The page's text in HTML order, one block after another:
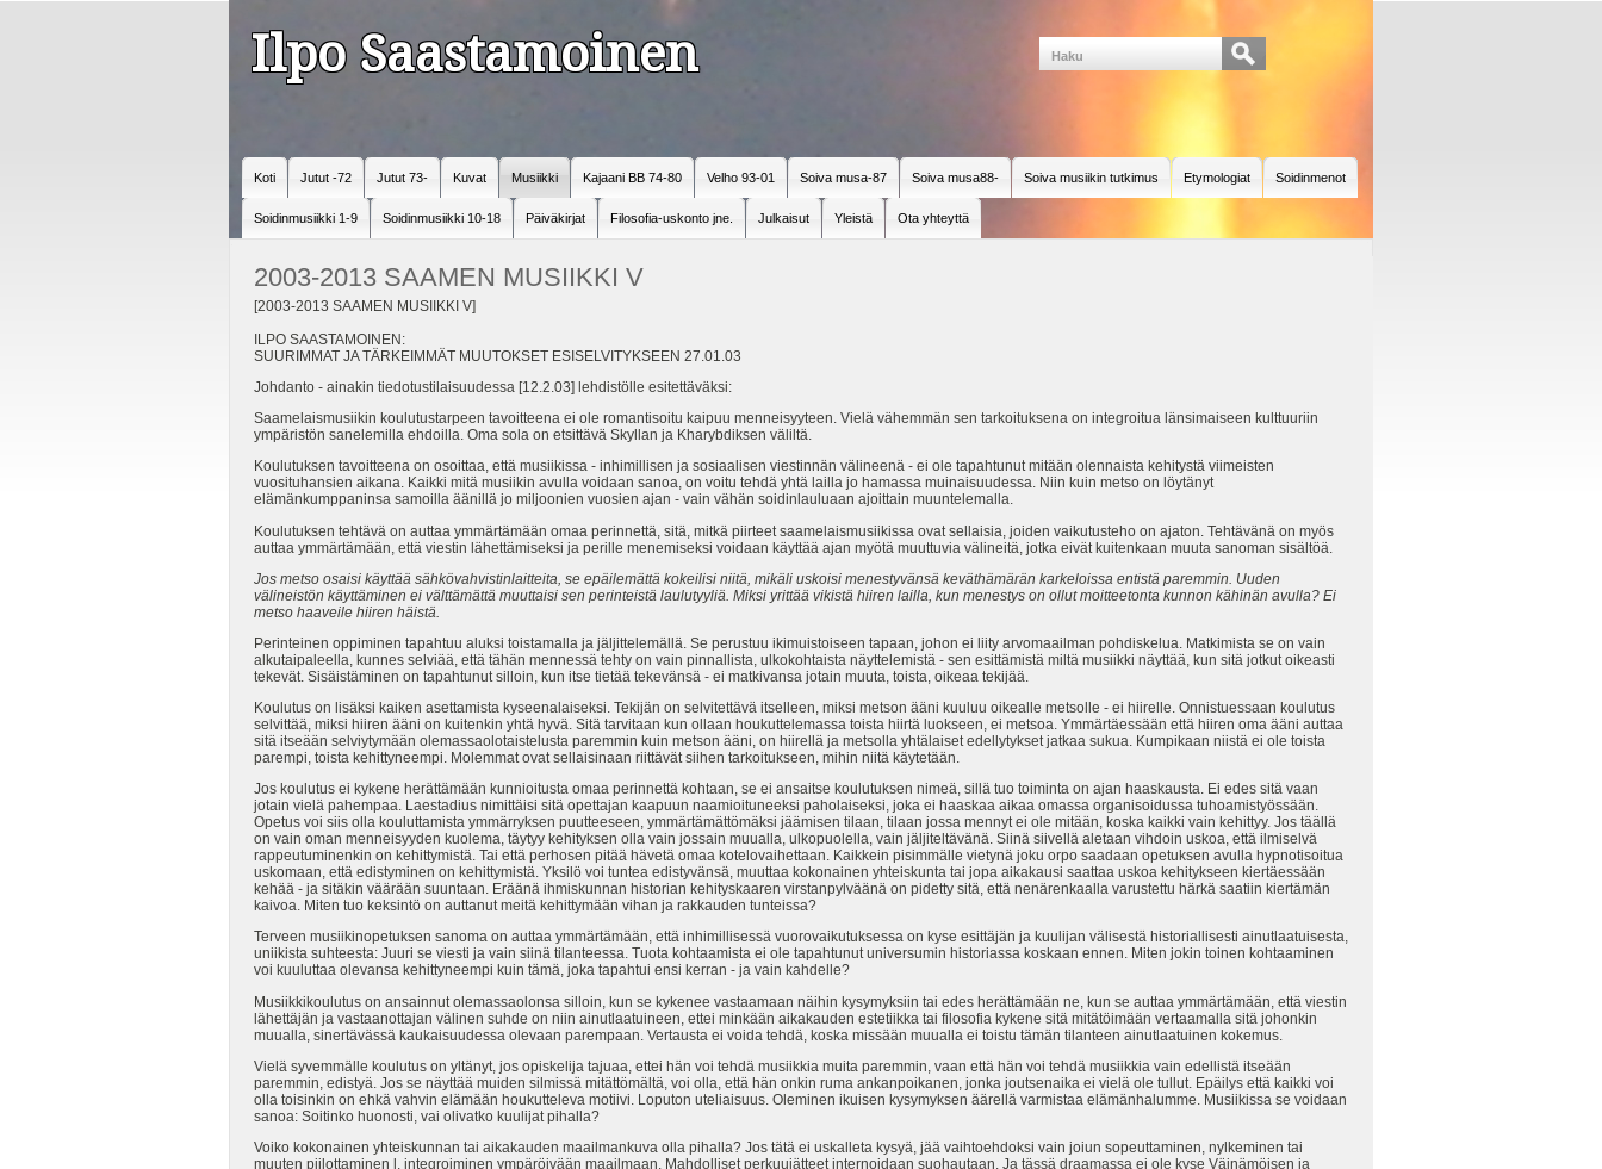
Ilpo Saastamoinen
Koti Jutut -72 Jutut 73- Kuvat Musiikki Kajaani BB 74-80 Velho 93-01 Soiva musa-87 Soiva musa88- Soiva musiikin tutkimus Etymologiat Soidinmenot
Soidinmusiikki 1-9 Soidinmusiikki 10-18 Päiväkirjat Filosofia-uskonto jne. Julkaisut Yleistä Ota yhteyttä
2003-2013 SAAMEN MUSIIKKI V
[2003-2013 SAAMEN MUSIIKKI V]
ILPO SAASTAMOINEN:
SUURIMMAT JA TÄRKEIMMÄT MUUTOKSET ESISELVITYKSEEN 27.01.03
Johdanto - ainakin tiedotustilaisuudessa [12.2.03] lehdistölle esitettäväksi:
Saamelaismusiikin koulutustarpeen tavoitteena ei ole romantisoitu kaipuu menneisyyteen. Vielä vähemmän sen tarkoituksena on integroitua länsimaiseen kulttuuriin
ympäristön sanelemilla ehdoilla. Oma sola on etsittävä Skyllan ja Kharybdiksen väliltä.
Koulutuksen tavoitteena on osoittaa, että musiikissa - inhimillisen ja sosiaalisen viestinnän välineenä - ei ole tapahtunut mitään olennaista kehitystä viimeisten
vuosituhansien aikana. Kaikki mitä musiikin avulla voidaan sanoa, on voitu tehdä yhtä lailla jo hamassa muinaisuudessa. Niin kuin metso on löytänyt
elämänkumppaninsa samoilla äänillä jo miljoonien vuosien ajan - vain vähän soidinlauluaan ajoittain muuntelemalla.
Koulutuksen tehtävä on auttaa ymmärtämään omaa perinnettä, sitä, mitkä piirteet saamelaismusiikissa ovat sellaisia, joiden vaikutusteho on ajaton. Tehtävänä on myös
auttaa ymmärtämään, että viestin lähettämiseksi ja perille menemiseksi voidaan käyttää ajan myötä muuttuvia välineitä, jotka eivät kuitenkaan muuta sanoman sisältöä.
Jos metso osaisi käyttää sähkövahvistinlaitteita, se epäilemättä kokeilisi niitä, mikäli uskoisi menestyvänsä keväthämärän karkeloissa entistä paremmin. Uuden
välineistön käyttäminen ei välttämättä muuttaisi sen perinteistä laulutyyliä. Miksi yrittää vikistä hiiren lailla, kun menestys on ollut moitteetonta kunnon kähinän avulla? Ei
metso haaveile hiiren häistä.
Perinteinen oppiminen tapahtuu aluksi toistamalla ja jäljittelemällä. Se perustuu ikimuistoiseen tapaan, johon ei liity arvomaailman pohdiskelua. Matkimista se on vain
alkutaipaleella, kunnes selviää, että tähän mennessä tehty on vain pinnallista, ulkokohtaista näyttelemistä - sen esittämistä miltä musiikki näyttää, kun sitä jotkut oikeasti
tekevät. Sisäistäminen on tapahtunut silloin, kun itse tietää tekevänsä - ei matkivansa jotain muuta, toista, oikeaa tekijää.
Koulutus on lisäksi kaiken asettamista kyseenalaiseksi. Tekijän on selvitettävä itselleen, miksi metson ääni kuuluu oikealle metsolle - ei hiirelle. Onnistuessaan koulutus
selvittää, miksi hiiren ääni on kuitenkin yhtä hyvä. Sitä tarvitaan kun ollaan houkuttelemassa toista hiirtä luokseen, ei metsoa. Ymmärtäessään että hiiren oma ääni auttaa
sitä itseään selviytymään olemassaolotaistelusta paremmin kuin metson ääni, on hiirellä ja metsolla yhtälaiset edellytykset jatkaa sukua. Kumpikaan niistä ei ole toista
parempi, toista kehittyneempi. Molemmat ovat sellaisinaan riittävät siihen tarkoitukseen, mihin niitä käytetään.
Jos koulutus ei kykene herättämään kunnioitusta omaa perinnettä kohtaan, se ei ansaitse koulutuksen nimeä, sillä tuo toiminta on ajan haaskausta. Ei edes sitä vaan
jotain vielä pahempaa. Laestadius nimittäisi sitä opettajan kaapuun naamioituneeksi paholaiseksi, joka ei haaskaa aikaa omassa organisoidussa tuhoamistyössään.
Opetus voi siis olla kouluttamista ymmärryksen puutteeseen, ymmärtämättömäksi jäämisen tilaan, tilaan jossa mennyt ei ole mitään, koska kaikki vain kehittyy. Jos täällä
on vain oman menneisyyden kuolema, täytyy kehityksen olla vain jossain muualla, ulkopuolella, vain jäljiteltävänä. Siinä siivellä aletaan vihdoin uskoa, että ilmiselvä
rappeutuminenkin on kehittymistä. Tai että perhosen pitää hävetä omaa kotelovaihettaan. Kaikkein pisimmälle vietynä joku orpo saadaan opetuksen avulla hypnotisoitua
uskomaan, että edistyminen on kehittymistä. Yksilö voi tuntea edistyvänsä, muuttaa kokonainen yhteiskunta tai jopa aikakausi saattaa uskoa kehitykseen kiertäessään
kehää - ja sitäkin väärään suuntaan. Eräänä ihmiskunnan historian kehityskaaren virstanpylväänä on pidetty sitä, että nenärenkaalla varustettu härkä saatiin kiertämän
kaivoa. Miten tuo keksintö on auttanut meitä kehittymään vihan ja rakkauden tunteissa?
Terveen musiikinopetuksen sanoma on auttaa ymmärtämään, että inhimillisessä vuorovaikutuksessa on kyse esittäjän ja kuulijan välisestä historiallisesti ainutlaatuisesta,
uniikista suhteesta: Juuri se viesti ja vain siinä tilanteessa. Tuota kohtaamista ei ole tapahtunut universumin historiassa koskaan ennen. Miten jokin toinen kohtaaminen
voi kuuluttaa olevansa kehittyneempi kuin tämä, joka tapahtui ensi kerran - ja vain kahdelle?
Musiikkikoulutus on ansainnut olemassaolonsa silloin, kun se kykenee vastaamaan näihin kysymyksiin tai edes herättämään ne, kun se auttaa ymmärtämään, että viestin
lähettäjän ja vastaanottajan välinen suhde on niin ainutlaatuineen, ettei minkään aikakauden estetiikka tai filosofia kykene sitä mitätöimään vertaamalla sitä johonkin
muualla, sinertävässä kaukaisuudessa olevaan parempaan. Vertausta ei voida tehdä, koska missään muualla ei toistu tämän tilanteen ainutlaatuinen kokemus.
Vielä syvemmälle koulutus on yltänyt, jos opiskelija tajuaa, ettei hän voi tehdä musiikkia muita paremmin, vaan että hän voi tehdä musiikkia vain edellistä itseään
paremmin, edistyä. Jos se näyttää muiden silmissä mitättömältä, voi olla, että hän onkin ruma ankanpoikanen, jonka joutsenaika ei vielä ole tullut. Epäilys että kaikki voi
olla toisinkin on ehkä vahvin elämään houkutteleva motiivi. Loputon uteliaisuus. Oleminen ikuisen kysymyksen äärellä varmistaa elämänhalumme. Musiikissa se voidaan
sanoa: Soitinko huonosti, vai olivatko kuulijat pihalla?
Voiko kokonainen yhteiskunnan tai aikakauden maailmankuva olla pihalla? Jos tätä ei uskalleta kysyä, jää vaihtoehdoksi vain joiun sopeuttaminen, nylkeminen tai
muuten piilottaminen l. integroiminen ympäröivään maailmaan. Mahdolliset perkuujätteet internoidaan suohautaan. Ja tässä draamassa ei ole kyse Väinämöisen ja